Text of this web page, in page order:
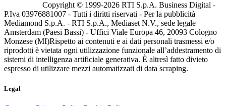
Copyright © 1999-2026 RTI S.p.A. Business Digital -
P.Iva 03976881007 - Tutti i diritti riservati - Per la pubblicità
Mediamond S.p.A. - RTI S.p.A., Mediaset N.V., sede legale
Amsterdam (Paesi Bassi) - Uffici Viale Europa 46, 20093 Cologno
Monzese (MI)Rispetto ai contenuti e ai dati personali trasmessi e/o
riprodotti è vietata ogni utilizzazione funzionale all’addestramento di
sistemi di intelligenza artificiale generativa. È altresì fatto divieto
espresso di utilizzare mezzi automatizzati di data scraping.
Legal